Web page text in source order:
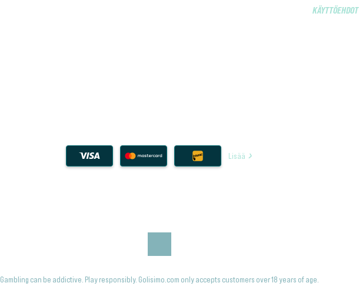
KÄYTTÖEHDOT
Lisää
Gambling can be addictive. Play responsibly. Golisimo.com only accepts customers over 18 years of age.